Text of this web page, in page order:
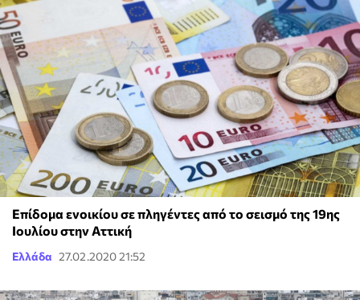
Επίδομα ενοικίου σε πληγέντες από το σεισμό της 19ης
Ιουλίου στην Αττική
Ελλάδα 27.02.2020 21:52